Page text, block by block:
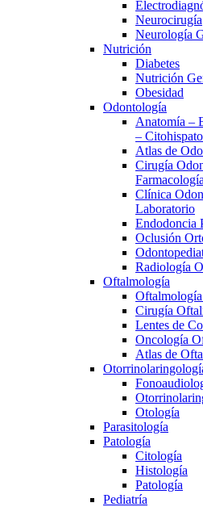
Neurocirugía
Neurología
Nutrición
Diabetes
Nutrición
Obesidad
Odontología
Anatomía –
–
Atlas de
Cirugía
Clínica
Laboratorio
Endodoncia
Oclusión
Radiología
Oftalmología
Cirugía
Lentes de
Oncología
Atlas de
Otología
Parasitología
Patología
Citología
Histología
Patología
Pediatría